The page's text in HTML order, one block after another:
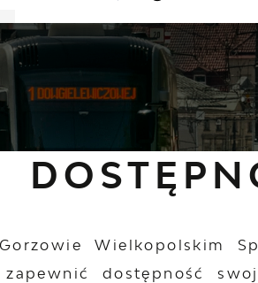
NASZA OFERTA
Wielkopolskim
dostępność